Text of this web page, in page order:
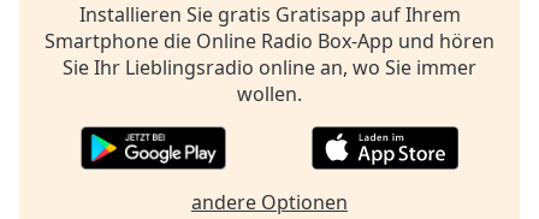
Installieren Sie gratis Gratisapp auf Ihrem
Smartphone die Online Radio Box-App und hören
Sie Ihr Lieblingsradio online an, wo Sie immer
wollen.
andere Optionen